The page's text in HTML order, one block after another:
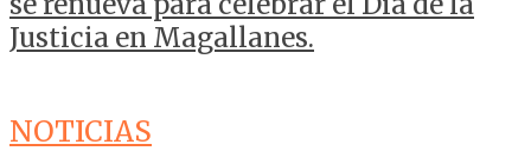
Justicia en Magallanes.
NOTICIAS